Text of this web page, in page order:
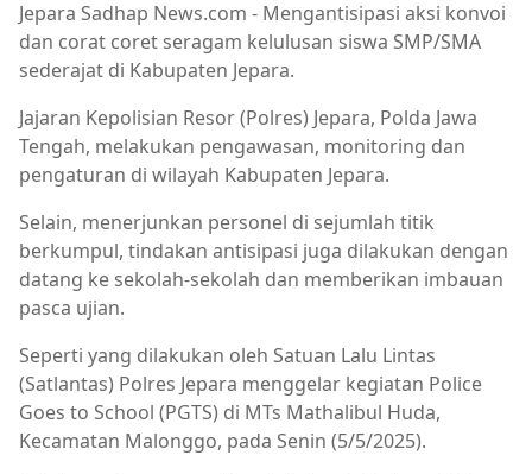
Jepara Sadhap News.com - Mengantisipasi aksi konvoi
dan corat coret seragam kelulusan siswa SMP/SMA
sederajat di Kabupaten Jepara.
Jajaran Kepolisian Resor (Polres) Jepara, Polda Jawa
Tengah, melakukan pengawasan, monitoring dan
pengaturan di wilayah Kabupaten Jepara.
Selain, menerjunkan personel di sejumlah titik
berkumpul, tindakan antisipasi juga dilakukan dengan
datang ke sekolah-sekolah dan memberikan imbauan
pasca ujian.
Seperti yang dilakukan oleh Satuan Lalu Lintas
(Satlantas) Polres Jepara menggelar kegiatan Police
Goes to School (PGTS) di MTs Mathalibul Huda,
Kecamatan Malonggo, pada Senin (5/5/2025).